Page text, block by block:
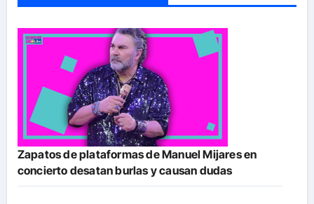
Zapatos de plataformas de Manuel Mijares en
concierto desatan burlas y causan dudas